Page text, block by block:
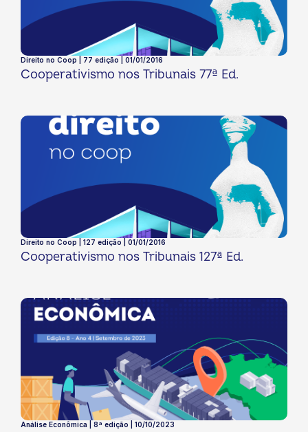
Direito no Coop | 77 edição | 01/01/2016
Cooperativismo nos Tribunais 77ª Ed.
Direito no Coop | 127 edição | 01/01/2016
Cooperativismo nos Tribunais 127ª Ed.
Análise Econômica | 8ª edição | 10/10/2023